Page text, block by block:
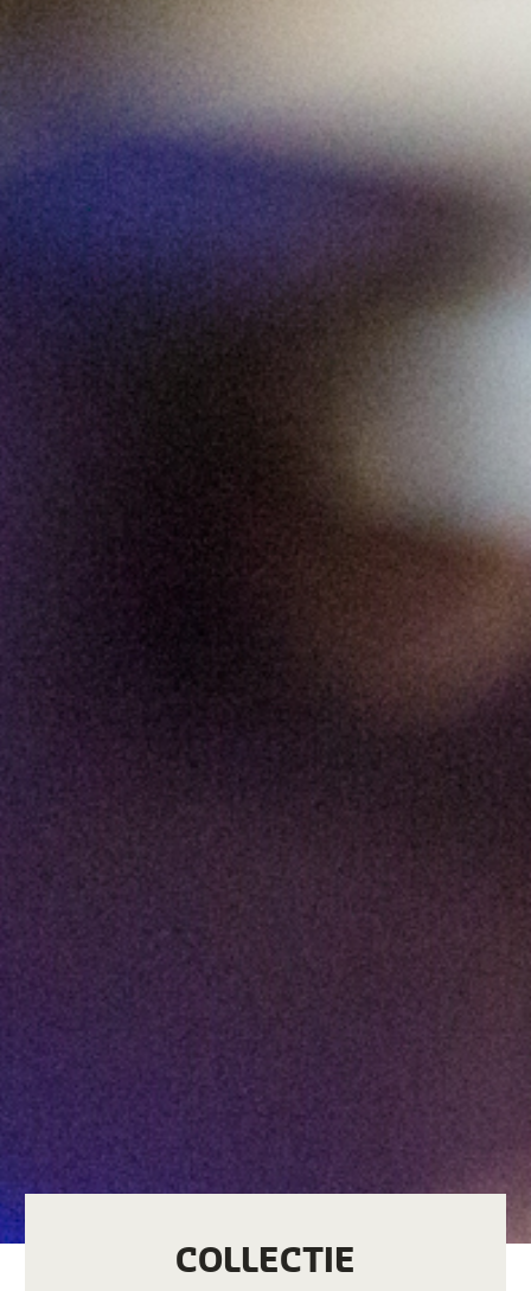
COLLECTIE